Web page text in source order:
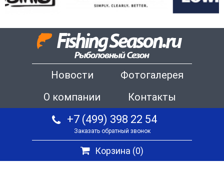
Новости
Фотогалерея
О компании
Контакты
+7 (499) 398 22 54
Заказать обратный звонок
Корзина (0)